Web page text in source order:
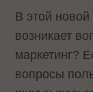
В этой
возникает
маркетинг?
вопросы